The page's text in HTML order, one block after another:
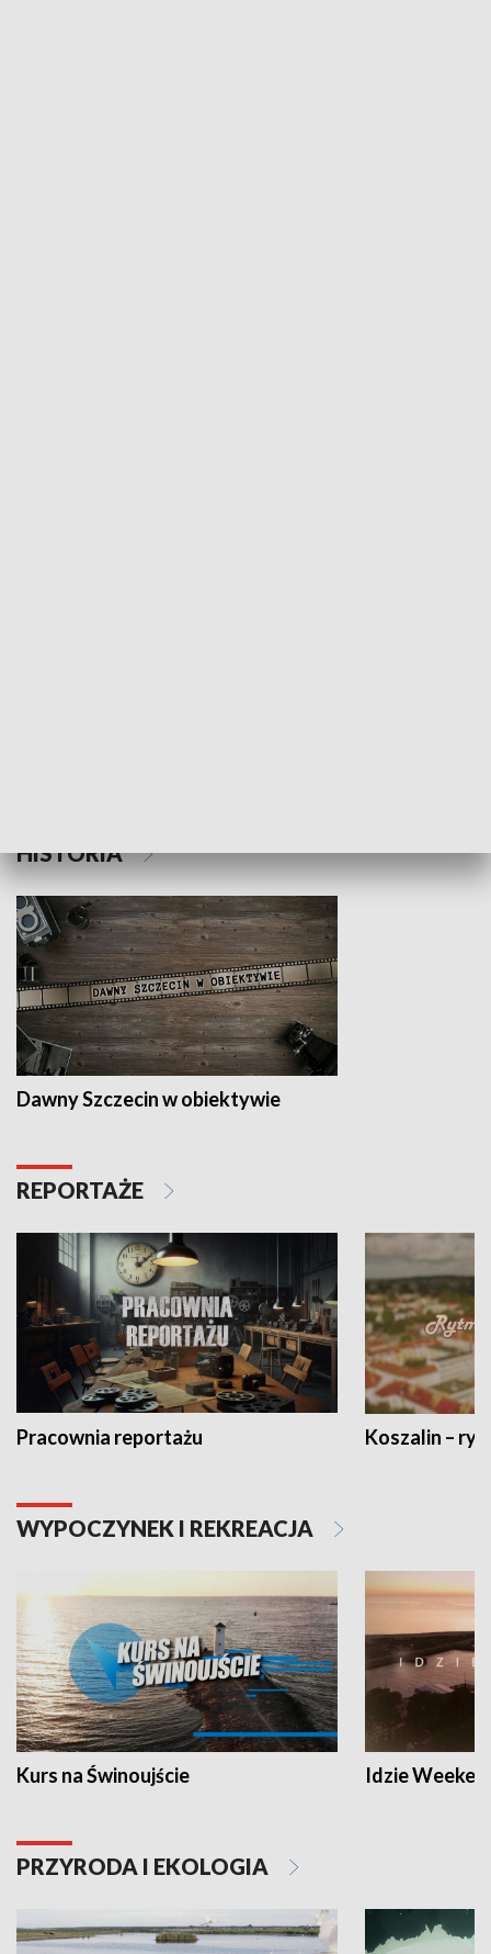
HISTORIA
Dawny Szczecin w obiektywie
REPORTAŻE
Pracownia reportażu Koszalin –
WYPOCZYNEK I REKREACJA
Kurs na Świnoujście Idzie
PRZYRODA I EKOLOGIA